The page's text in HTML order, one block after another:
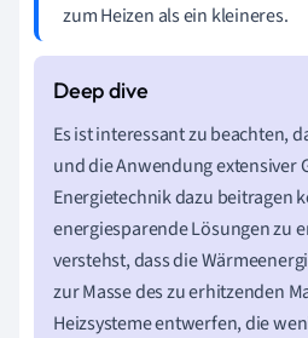
zum Heizen als ein kleineres.
Es ist interessant zu beachten,
und die Anwendung extensiver
Energietechnik dazu beitragen
energiesparende Lösungen zu
verstehst, dass die
zur Masse des zu erhitzenden
Heizsysteme entwerfen, die